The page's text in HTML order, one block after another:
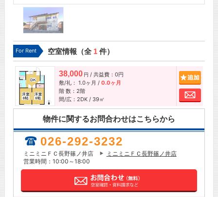
For Rent 空室情報（全 1件）
38,000 円 / 共益費：0円
敷/礼： 1.0ヶ月 / 0.0ヶ月
階 数：2階
間/広：2DK / 39㎡
お問
物件に関するお問合わせはこちらから
026-292-3232
ミニミニＦＣ長野篠ノ井店
ミニミニＦＣ長野篠ノ井店
営業時間：10:00～18:00